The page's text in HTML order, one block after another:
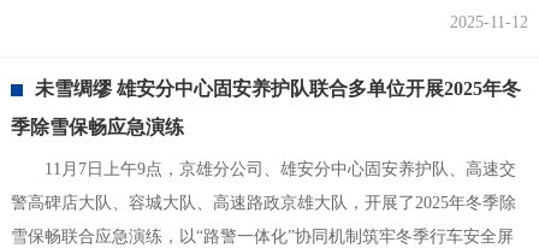
2025-11-12
未雪绸缪 雄安分中心固安养护队联合多单位开展2025年冬
季除雪保畅应急演练
11月7日上午9点，京雄分公司、雄安分中心固安养护队、高速交
警高碑店大队、容城大队、高速路政京雄大队，开展了2025年冬季除
雪保畅联合应急演练，以“路警一体化”协同机制筑牢冬季行车安全屏